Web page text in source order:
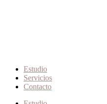
Estudio
Servicios
Contacto